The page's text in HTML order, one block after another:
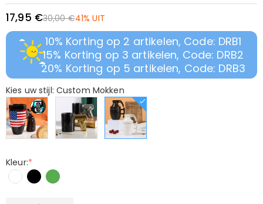
17,95 €30,00 €41% UIT
10% Korting op 2 artikelen, Code: DRB1
15% Korting op 3 artikelen, Code: DRB2
20% Korting op 5 artikelen, Code: DRB3
Kies uw stijl: Custom Mokken
Kleur:*